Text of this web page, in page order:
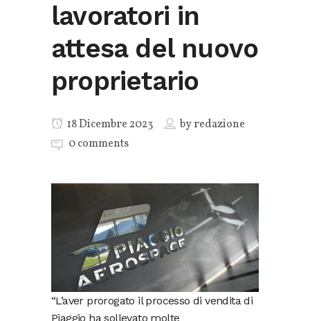
lavoratori in
attesa del nuovo
proprietario
18 Dicembre 2023 byredazione
0 comments
“L’aver prorogato il processo di vendita di
Piaggio ha sollevato molte